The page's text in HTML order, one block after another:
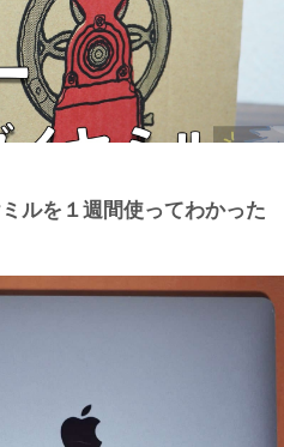
ルを１週間使ってわかった